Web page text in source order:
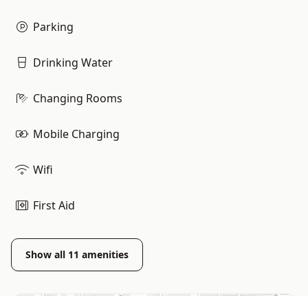
Parking
Drinking Water
Changing Rooms
Mobile Charging
Wifi
First Aid
Show all 11 amenities